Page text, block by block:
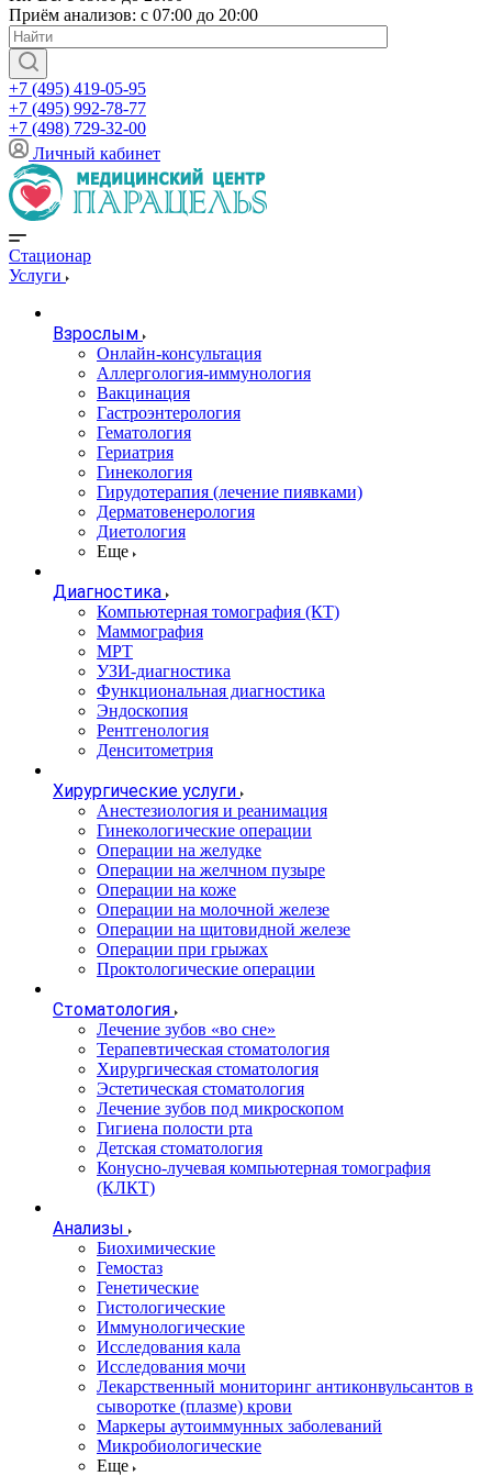
Приём анализов: с 07:00 до 20:00
+7 (495) 419-05-95
+7 (495) 992-78-77
+7 (498) 729-32-00
Личный кабинет
Стационар
Услуги
Взрослым
Онлайн-консультация
Аллергология-иммунология
Вакцинация
Гастроэнтерология
Гематология
Гериатрия
Гинекология
Гирудотерапия (лечение пиявками)
Дерматовенерология
Диетология
Еще
Диагностика
Компьютерная томография (КТ)
Маммография
МРТ
УЗИ-диагностика
Функциональная диагностика
Эндоскопия
Рентгенология
Денситометрия
Хирургические услуги
Анестезиология и реанимация
Гинекологические операции
Операции на желудке
Операции на желчном пузыре
Операции на коже
Операции на молочной железе
Операции на щитовидной железе
Операции при грыжах
Проктологические операции
Стоматология
Лечение зубов «во сне»
Терапевтическая стоматология
Хирургическая стоматология
Эстетическая стоматология
Лечение зубов под микроскопом
Гигиена полости рта
Детская стоматология
Конусно-лучевая компьютерная томография
(КЛКТ)
Анализы
Биохимические
Гемостаз
Генетические
Гистологические
Иммунологические
Исследования кала
Исследования мочи
Лекарственный мониторинг антиконвульсантов в
сыворотке (плазме) крови
Маркеры аутоиммунных заболеваний
Микробиологические
Еще